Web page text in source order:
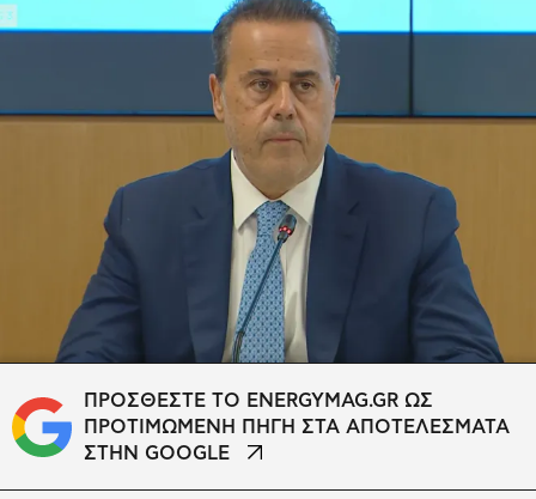
ΠΡΟΣΘΕΣΤΕ ΤΟ ENERGYMAG.GR ΩΣ
ΠΡΟΤΙΜΩΜΕΝΗ ΠΗΓΗ ΣΤΑ ΑΠΟΤΕΛΕΣΜΑΤΑ
ΣΤΗΝ GOOGLE